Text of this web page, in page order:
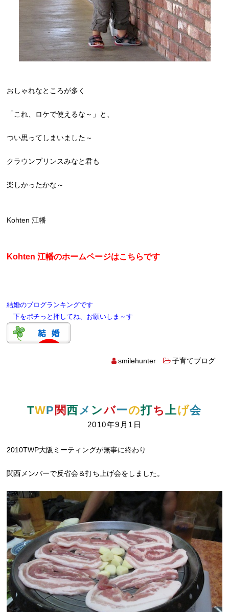
おしゃれなところが多く
「これ、ロケで使えるな～」と、
つい思ってしまいました～
クラウンプリンスみなと君も
楽しかったかな～
Kohten 江幡
Kohten 江幡のホームページはこちらです
結婚のブログランキングです
下をポチっと押してね、お願いしま～す
smilehunter 子育てブログ
TWP 関西 メ ンバーの打ち上げ会
2010年9月1日
2010TWP大阪ミーティングが無事に終わり
関西メンバーで反省会＆打ち上げ会をしました。